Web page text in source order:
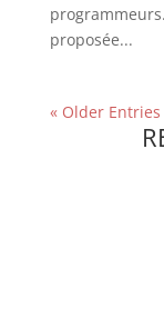
proposée...
« Older Entries